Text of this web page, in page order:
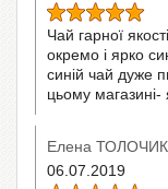
Чай гарної
окремо і ярко
синій чай дуже
цьому магазині-
Елена ТОЛОЧИК
06.07.2019